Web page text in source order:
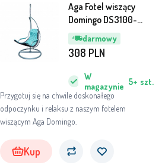
darmowy
Aga Fotel wiszący
Domingo DS3100-
GREEN
Przygotuj się na chwile doskonałego
odpoczynku i relaksu z naszym fotelem
wiszącym Aga Domingo.
W
magazynie 5+ szt.
308 PLN
Kup